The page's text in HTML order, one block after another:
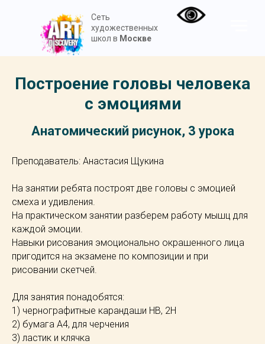
Сеть
художественных
школ в Москве
Построение головы человека
с эмоциями
Анатомический рисунок, 3 урока
Преподаватель: Анастасия Щукина
На занятии ребята построят две головы с эмоцией
смеха и удивления.
На практическом занятии разберем работу мышц для
каждой эмоции.
Навыки рисования эмоционально окрашенного лица
пригодится на экзамене по композиции и при
рисовании скетчей.
Для занятия понадобятся:
1) чернографитные карандаши HB, 2H
2) бумага А4, для черчения
3) ластик и клячка